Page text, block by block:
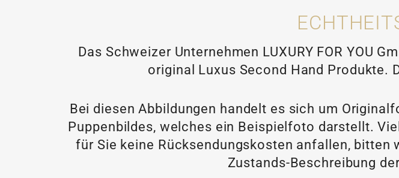
Das Schweizer Unternehmen LUXURY FOR YOU
original Luxus Second Hand Produkte.
Bei diesen Abbildungen handelt es sich um
Puppenbildes, welches ein Beispielfoto darstellt.
für Sie keine Rücksendungskosten anfallen, bitten
Zustands-Beschreibung